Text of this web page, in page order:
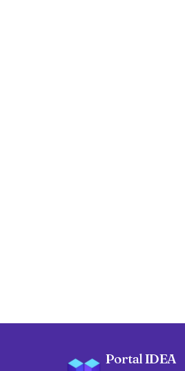
Portal IDEA